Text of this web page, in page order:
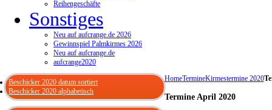
Reihengeschäfte
Sonstiges
Neu auf aufcrange.de 2026
Gewinnspiel Palmkirmes 2026
Neu auf aufcrange.de
aufcrange2020
HomeTermineKirmestermine 2020
Termine April 2020
Beschicker 2020 datum sortiert
Beschicker 2020 alphabetisch